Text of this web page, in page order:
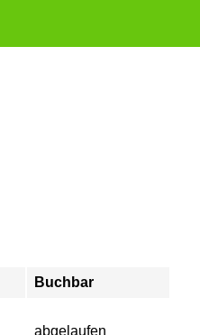
Buchbar
abgelaufen